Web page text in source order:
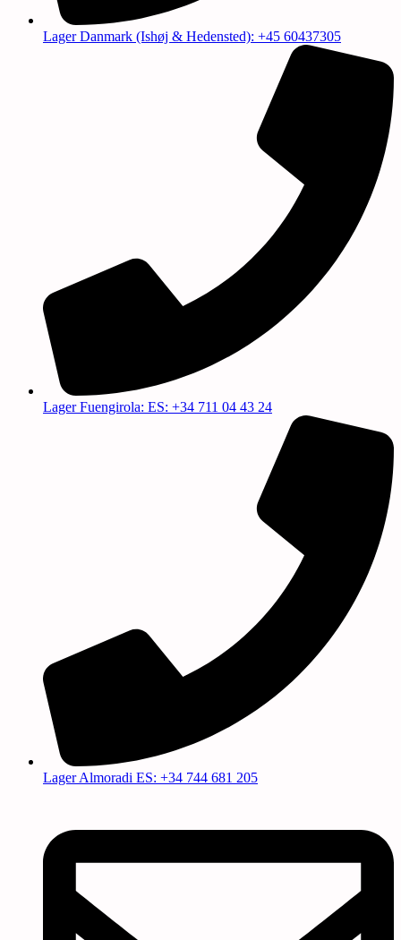
Lager Danmark (Ishøj & Hedensted): +45 60437305
Lager Fuengirola: ES: +34 711 04 43 24
Lager Almoradi ES: +34 744 681 205